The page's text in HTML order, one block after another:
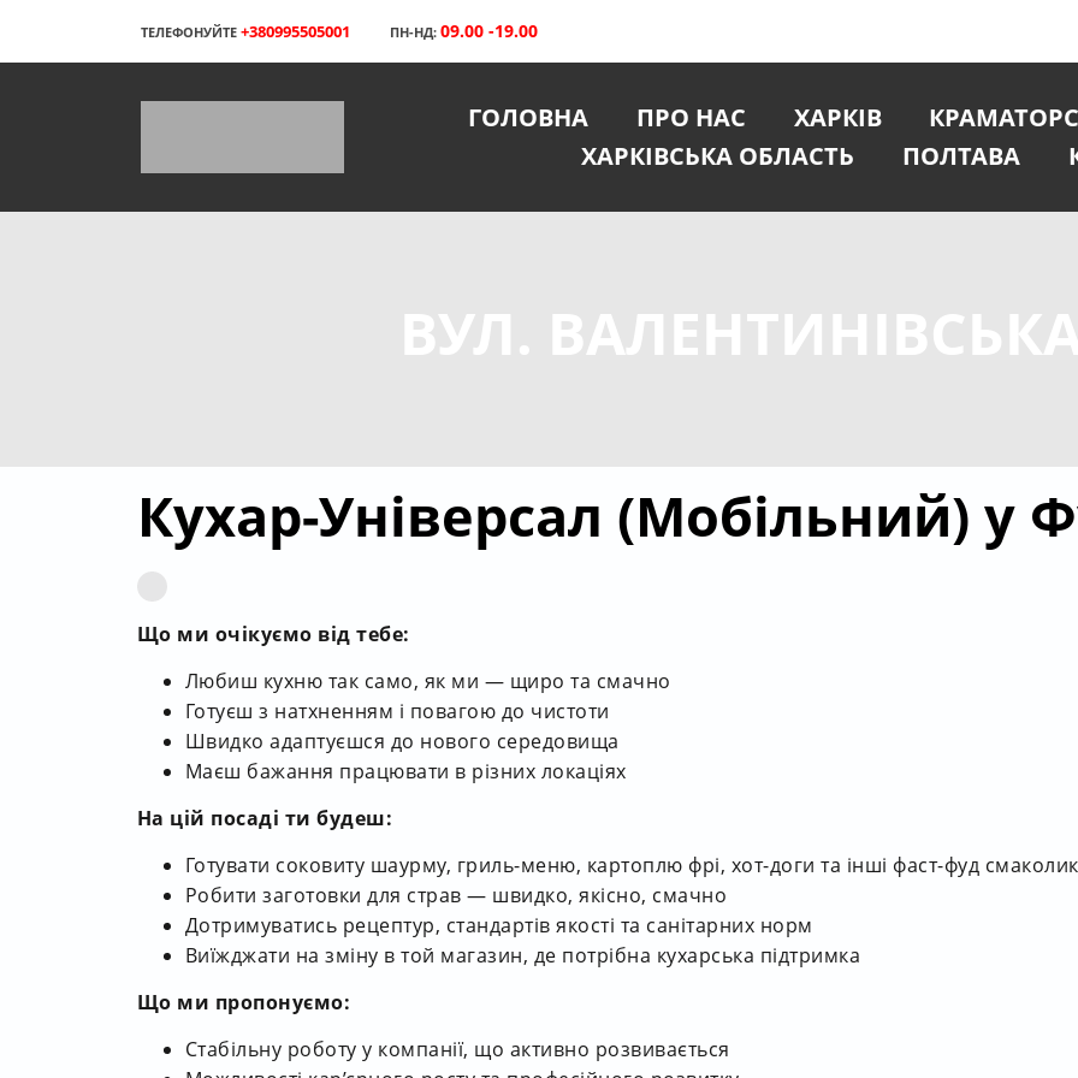
ТЕЛЕФОНУЙТЕ +380995505001 ПН-НД: 09.00 -19.00
ГОЛОВНА ПРО НАС ХАРКІВ
ХАРКІВСЬКА ОБЛАСТЬ
ПОЛТАВА
ВУЛ.
Кухар-Універсал (Мобільний) у
Що ми очікуємо від тебе:
Любиш кухню так само, як ми — щиро та смачно
Готуєш з натхненням і повагою до чистоти
Швидко адаптуєшся до нового середовища
Маєш бажання працювати в різних локаціях
На цій посаді ти будеш:
Готувати соковиту шаурму, гриль-меню, картоплю фрі, хот-доги та інші фаст-фуд
Робити заготовки для страв — швидко, якісно, смачно
Дотримуватись рецептур, стандартів якості та санітарних норм
Виїжджати на зміну в той магазин, де потрібна кухарська підтримка
Що ми пропонуємо:
Стабільну роботу у компанії, що активно розвивається